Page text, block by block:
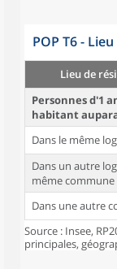
POP T6 -
Lieu de
Personnes d'1
habitant
Dans le même
Dans un autre
même commune
Dans une autre
Source : Insee,
principales,